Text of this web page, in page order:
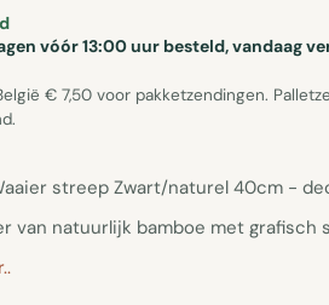
vóór 13:00 uur besteld, vandaag
€ 7,50 voor pakketzendingen.
streep Zwart/naturel 40cm -
van natuurlijk bamboe met grafisch